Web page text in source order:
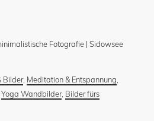
Fotografie | Sidowsee
Bilder, Meditation & Entspannung
Yoga Wandbilder, Bilder fürs